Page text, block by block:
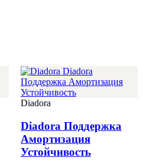
Diadora
Diadora Поддержка
Амортизация
Устойчивость